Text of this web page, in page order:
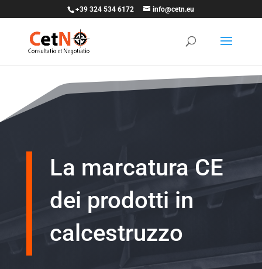
+39 324 534 6172 info@cetn.eu
La marcatura CE
dei prodotti in
calcestruzzo